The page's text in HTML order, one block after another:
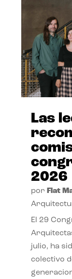
Las
2026
por Flat
El 29
julio, ha
colectivo